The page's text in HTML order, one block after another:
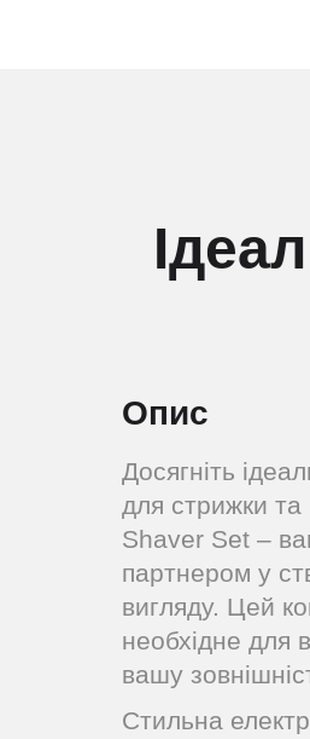
Опис
Досягніть
для стрижки та
Shaver Set –
партнером у
вигляду. Цей
необхідне для
вашу
Стильна